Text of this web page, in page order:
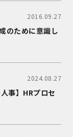
2016.09.27
のために意識し
2024.08.27
事】HRプロセ